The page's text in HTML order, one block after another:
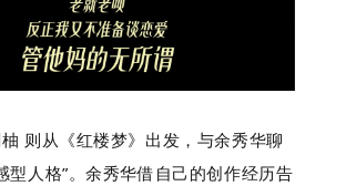
则从《红楼梦》出发，与余秀华聊
型人格”。余秀华借自己的创作经历告